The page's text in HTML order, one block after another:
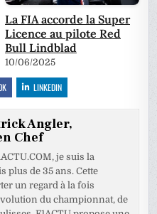
La FIA accorde la Super
Licence au pilote Red
Bull Lindblad
10/06/2025
LINKEDIN
Angler,
Chef
je suis la
plus de 35 ans. Cette
un regard à la fois
du championnat, de